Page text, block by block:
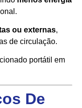
ou externas,
de circulação.
portátil em
De